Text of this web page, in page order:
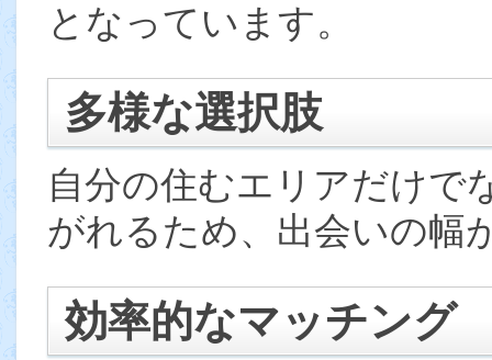
となっています。
多様な選択肢
自分の住むエリアだけで
がれるため、出会いの幅
効率的なマッチング